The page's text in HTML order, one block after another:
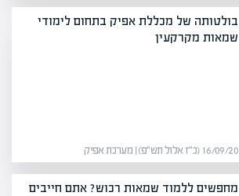
בולטותה של מכללת אפיק בתחום לימודי
שמאות מקרקעין
16/09/20 (כ״ז אלול תש״פ) | מערכת אפיק
מחפשים ללמוד שמאות רכוש? אתם חייבים